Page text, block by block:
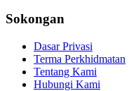
Sokongan
Dasar Privasi
Terma Perkhidmatan
Tentang Kami
Hubungi Kami